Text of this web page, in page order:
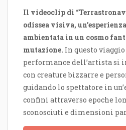
Il videoclip di
odissea visiva,
ambientata in un cosmo
mutazione. In questo
performance dell’artista si
con creature bizzarre e
guidando lo spettatore in
confini attraverso epoche
sconosciuti e dimensioni